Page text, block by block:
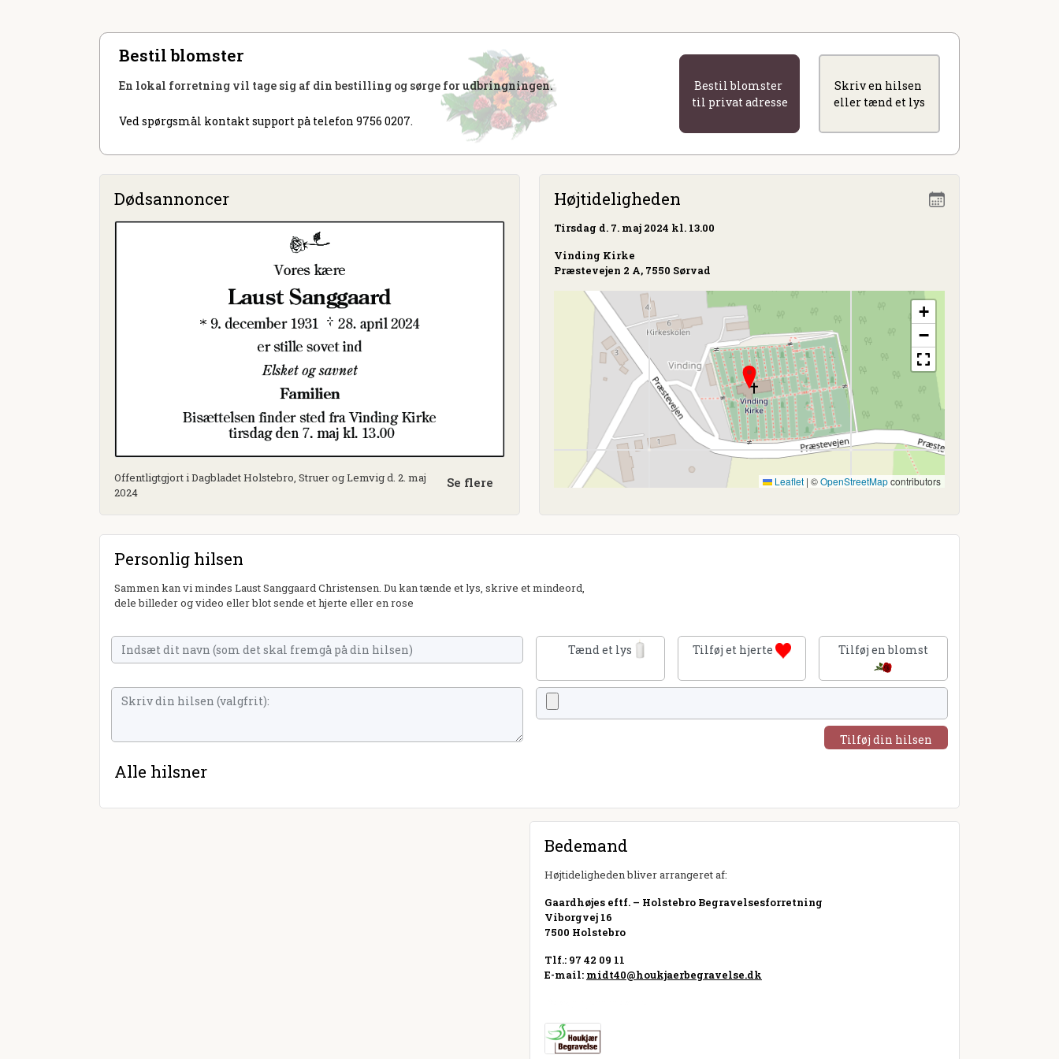
Bestil blomster
En lokal forretning vil tage sig af din bestilling og sørge for udbringningen.
Ved spørgsmål kontakt support på telefon 9756 0207.
Bestil blomster
til privat adresse
Skriv en hilsen
eller tænd et lys
Dødsannoncer
Offentligtgjort i Dagbladet Holstebro, Struer og Lemvig d. 2. maj
2024
Se flere
Højtideligheden
Tirsdag d. 7. maj 2024 kl. 13.00
Vinding Kirke
Præstevejen 2 A, 7550 Sørvad
+
−
Leaflet | ©OpenStreetMapcontributors
Personlig hilsen
Sammen kan vi mindes Laust Sanggaard Christensen. Du kan tænde et lys, skrive et mindeord,
dele billeder og video eller blot sende et hjerte eller en rose
Tænd et lys Tilføj et hjerte Tilføj en blomst
Tilføj din hilsen
Alle hilsner
Bedemand
Højtideligheden bliver arrangeret af:
Gaardhøjes eftf. – Holstebro Begravelsesforretning
Viborgvej 16
7500 Holstebro
Tlf.: 97 42 09 11
E-mail: midt40@houkjaerbegravelse.dk